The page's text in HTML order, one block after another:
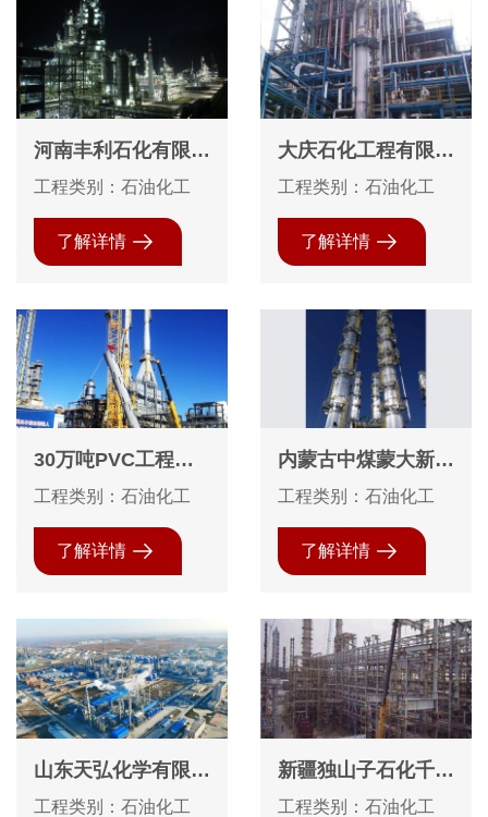
河南丰利石化有限公
司，120万吨催化装
工程类别：石油化工
了解详情
大庆石化工程有限公
司蒲城清洁能源化工
吨每年煤制烯烃项目
40万吨每年聚丙烯
工程类别：石油化工
了解详情
30万吨PVC工程图
片VCM装置设备安
工程类别：石油化工
了解详情
内蒙古中煤蒙大新能
源化工有限公司60
工程
工程类别：石油化工
了解详情
山东天弘化学有限公
司9万吨乙丙橡胶及
工程类别：石油化工
新疆独山子石化千万
吨炼油、百万吨乙烯
工程类别：石油化工